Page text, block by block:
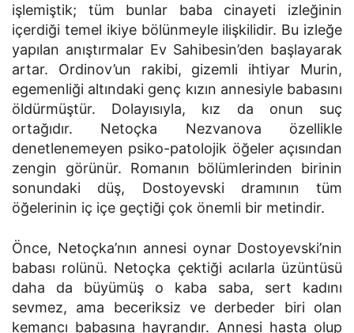
işlemiştik; tüm bunlar baba cinayeti izleğinin
içerdiği temel ikiye bölünmeyle ilişkilidir. Bu izleğe
yapılan anıştırmalar Ev Sahibesin’den başlayarak
artar. Ordinov’un rakibi, gizemli ihtiyar Murin,
egemenliği altındaki genç kızın annesiyle babasını
öldürmüştür. Dolayısıyla, kız da onun suç
ortağıdır. Netoçka Nezvanova özellikle
denetlenemeyen psiko-patolojik öğeler açısından
zengin görünür. Romanın bölümlerinden birinin
sonundaki düş, Dostoyevski dramının tüm
öğelerinin iç içe geçtiği çok önemli bir metindir.
Önce, Netoçka’nın annesi oynar Dostoyevski’nin
babası rolünü. Netoçka çektiği acılarla üzüntüsü
daha da büyümüş o kaba saba, sert kadını
sevmez, ama beceriksiz ve derbeder biri olan
kemancı babasına hayrandır. Annesi hasta olup